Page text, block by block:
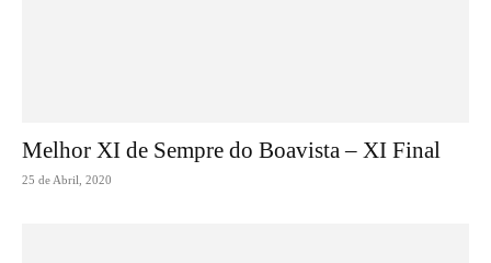
Melhor XI de Sempre do Boavista – XI Final
25 de Abril, 2020